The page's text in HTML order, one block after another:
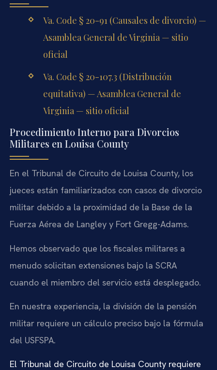
Va. Code § 20-91 (Causales de divorcio) —
Asamblea General de Virginia — sitio
oficial
Va. Code § 20-107.3 (Distribución
equitativa) — Asamblea General de
Virginia — sitio oficial
Procedimiento Interno para Divorcios
Militares en Louisa County
En el Tribunal de Circuito de Louisa County, los
jueces están familiarizados con casos de divorcio
militar debido a la proximidad de la Base de la
Fuerza Aérea de Langley y Fort Gregg-Adams.
Hemos observado que los fiscales militares a
menudo solicitan extensiones bajo la SCRA
cuando el miembro del servicio está desplegado.
En nuestra experiencia, la división de la pensión
militar requiere un cálculo preciso bajo la fórmula
del USFSPA.
El Tribunal de Circuito de Louisa County requiere